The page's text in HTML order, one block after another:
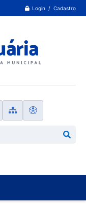
Login / Cadastro